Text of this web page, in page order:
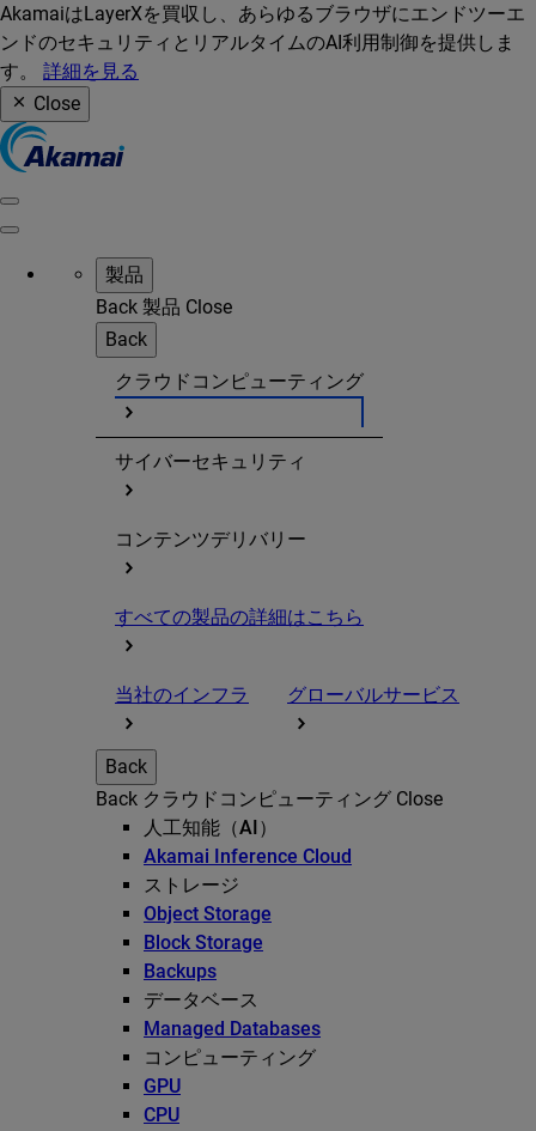
AkamaiはLayerXを買収し、あらゆるブラウザにエンドツーエ
ンドのセキュリティとリアルタイムのAI利用制御を提供しま
す。 詳細を見る
Close
製品
Back 製品 Close
Back
クラウドコンピューティング
サイバーセキュリティ
コンテンツデリバリー
すべての製品の詳細はこちら
当社のインフラ グローバルサービス
Back
Back クラウドコンピューティング Close
人工知能（AI）
Akamai Inference Cloud
ストレージ
Object Storage
Block Storage
Backups
データベース
Managed Databases
コンピューティング
GPU
CPU